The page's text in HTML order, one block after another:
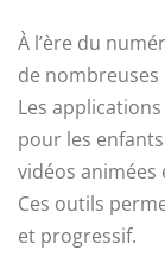
À l’ère du
de nombreuses
Les
pour les
vidéos animées
Ces outils
et progressif.